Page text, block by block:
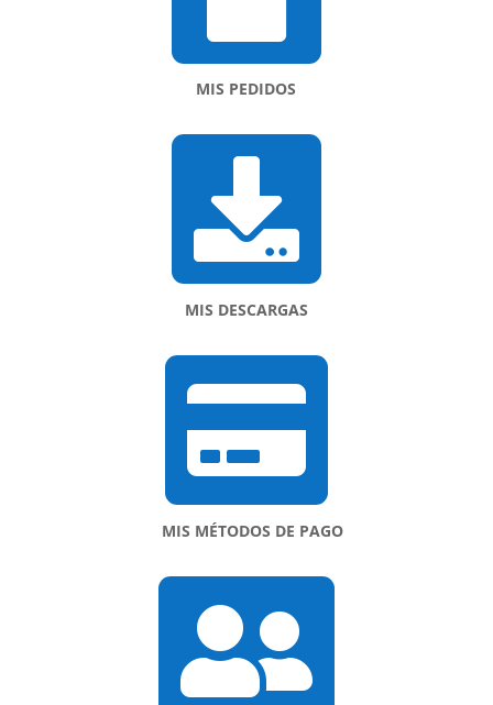
MIS PEDIDOS

MIS DESCARGAS

MIS MÉTODOS DE PAGO
